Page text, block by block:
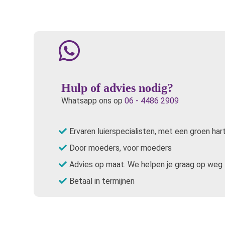
Hulp of advies nodig?
Whatsapp ons op 06 - 4486 2909
Ervaren luierspecialisten, met een groen hart
Door moeders, voor moeders
Advies op maat. We helpen je graag op weg
Betaal in termijnen